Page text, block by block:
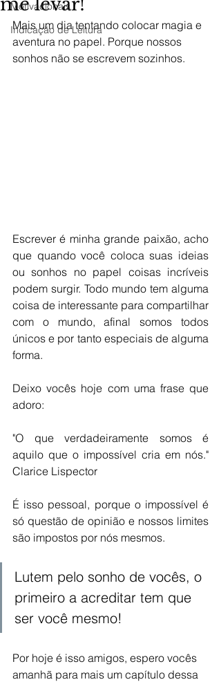
Motivacionais
Indicação de Leitura
Mais um dia tentando colocar magia e
aventura no papel. Porque nossos
sonhos não se escrevem sozinhos.
Escrever é minha grande paixão, acho
que quando você coloca suas ideias
ou sonhos no papel coisas incríveis
podem surgir. Todo mundo tem alguma
coisa de interessante para compartilhar
com o mundo, afinal somos todos
únicos e por tanto especiais de alguma
forma.
Deixo vocês hoje com uma frase que
adoro:
"O que verdadeiramente somos é
aquilo que o impossível cria em nós."
Clarice Lispector
É isso pessoal, porque o impossível é
só questão de opinião e nossos limites
são impostos por nós mesmos.
Lutem pelo sonho de vocês, o
primeiro a acreditar tem que
ser você mesmo!
Por hoje é isso amigos, espero vocês
amanhã para mais um capítulo dessa